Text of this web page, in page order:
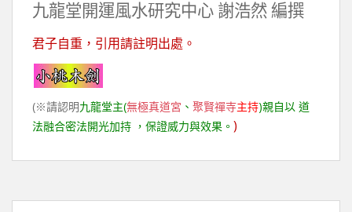
九龍堂開運風水研究中心 謝浩然 編撰
君子自重，引用請註明出處。
(※請認明九龍堂主(無極真道宮 、 聚賢禪寺主持)親自以 道
法融合密法開光加持 ，保證威力與效果。 )